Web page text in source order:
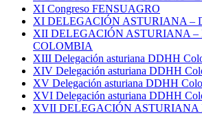
XI Congreso FENSUAGRO
XI DELEGACIÓN ASTURIANA –
XII DELEGACIÓN ASTURIANA –
COLOMBIA
XIII Delegación asturiana DDHH
XIV Delegación asturiana DDHH
XV Delegación asturiana DDHH
XVI Delegación asturiana DDHH
XVII DELEGACIÓN